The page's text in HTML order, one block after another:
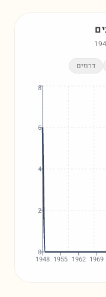
דרוזים
1948 1955 1962 1969
0
2
4
6
8